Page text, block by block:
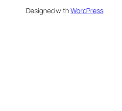
Designed withWordPress